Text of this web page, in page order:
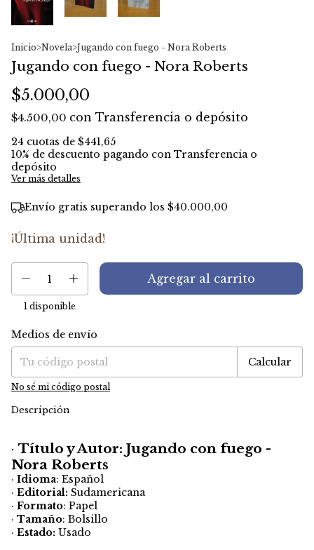
Inicio>Novela>Jugando con fuego - Nora Roberts
Jugando con fuego - Nora Roberts
$5.000,00
$4.500,00 con Transferencia o depósito
24 cuotas de $441,65
10% de descuento pagando con Transferencia o
depósito
Ver más detalles
Envío gratis superando los $40.000,00
¡Última unidad!
1 disponible
Entregas para el CP:
Medios de envío
Calcular
No sé mi código postal
Descripción
· Título y Autor: Jugando con fuego -
Nora Roberts
· Idioma: Español
· Editorial: Sudamericana
· Formato: Papel
· Tamaño: Bolsillo
· Estado: Usado